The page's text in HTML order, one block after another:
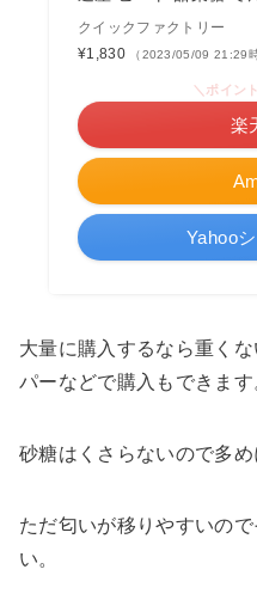
クイックファクトリー
¥1,830
（2023/05/09 21:29
＼ポイン
楽
Yahoo
大量に購入するなら重く
パーなどで購入もできます
砂糖はくさらないので多め
ただ匂いが移りやすいの
い。